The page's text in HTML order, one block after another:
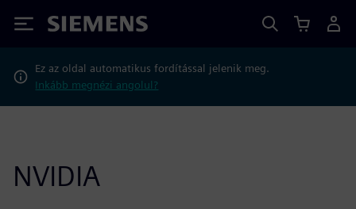
Siemens
Ez az oldal automatikus fordítással jelenik meg.
Inkább megnézi angolul?
NVIDIA